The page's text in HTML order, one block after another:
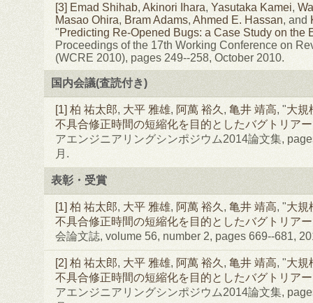
[3] Emad Shihab, Akinori Ihara, Yasutaka Kamei,
Masao Ohira, Bram Adams, Ahmed E. Hassan, and
"Predicting Re-Opened Bugs: a Case Study on the
Proceedings of the 17th Working Conference on
(WCRE 2010), pages 249--258, October 2010.
国内会議(査読付き)
[1] 柏 祐太郎, 大平 雅雄, 阿萬 裕久 , 亀井 靖高, "大規
不具合修正時間の短縮化を目的としたバグトリア
アエンジニアリングシンポジウム2014論文集,
月.
表彰・受賞
[1] 柏 祐太郎, 大平 雅雄, 阿萬 裕久 , 亀井 靖高, "大規
不具合修正時間の短縮化を目的としたバグトリア
会論文誌, volume 56, number 2, pages 669--681,
[2] 柏 祐太郎, 大平 雅雄, 阿萬 裕久 , 亀井 靖高, "大規
不具合修正時間の短縮化を目的としたバグトリア
アエンジニアリングシンポジウム2014論文集,